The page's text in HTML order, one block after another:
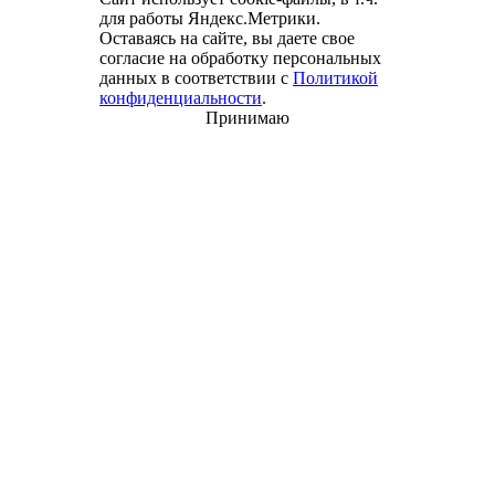
для работы Яндекс.Метрики.
Оставаясь на сайте, вы даете свое
согласие на обработку персональных
данных в соответствии с Политикой
конфиденциальности.
Принимаю